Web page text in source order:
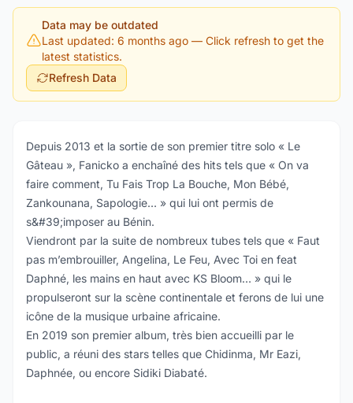
Data may be outdated
Last updated: 6 months ago — Click refresh to get the
latest statistics.
Refresh Data
Depuis 2013 et la sortie de son premier titre solo « Le
Gâteau », Fanicko a enchaîné des hits tels que « On va
faire comment, Tu Fais Trop La Bouche, Mon Bébé,
Zankounana, Sapologie… » qui lui ont permis de
s&#39;imposer au Bénin.
Viendront par la suite de nombreux tubes tels que « Faut
pas m’embrouiller, Angelina, Le Feu, Avec Toi en feat
Daphné, les mains en haut avec KS Bloom… » qui le
propulseront sur la scène continentale et ferons de lui une
icône de la musique urbaine africaine.
En 2019 son premier album, très bien accueilli par le
public, a réuni des stars telles que Chidinma, Mr Eazi,
Daphnée, ou encore Sidiki Diabaté.